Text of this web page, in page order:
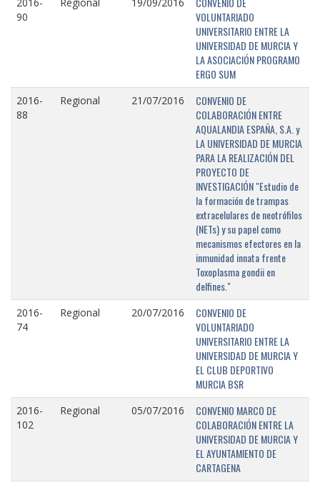
90
VOLUNTARIADO
UNIVERSITARIO ENTRE LA
UNIVERSIDAD DE MURCIA Y
LA ASOCIACIÓN PROGRAMO
ERGO SUM
2016-
88
Regional 21/07/2016
CONVENIO DE
COLABORACIÓN ENTRE
AQUALANDIA ESPAÑA, S.A. y
LA UNIVERSIDAD DE MURCIA
PARA LA REALIZACIÓN DEL
PROYECTO DE
INVESTIGACIÓN "Estudio de
la formación de trampas
extracelulares de neotrófilos
(NETs) y su papel como
mecanismos efectores en la
inmunidad innata frente
Toxoplasma gondii en
delfines."
2016-
74
Regional 20/07/2016
CONVENIO DE
VOLUNTARIADO
UNIVERSITARIO ENTRE LA
UNIVERSIDAD DE MURCIA Y
EL CLUB DEPORTIVO
MURCIA BSR
2016-
102
Regional 05/07/2016
CONVENIO MARCO DE
COLABORACIÓN ENTRE LA
UNIVERSIDAD DE MURCIA Y
EL AYUNTAMIENTO DE
CARTAGENA